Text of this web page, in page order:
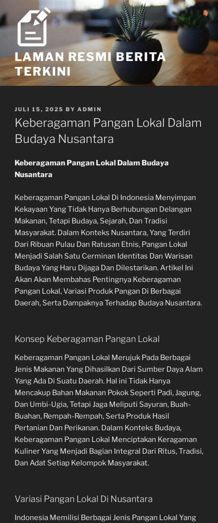
to
content
LAMAN RESMI BERITA
TERKINI
POSTED
ON
JULI 15, 2025 BY ADMIN
Keberagaman Pangan Lokal Dalam
Budaya Nusantara
Keberagaman Pangan Lokal Dalam Budaya
Nusantara
Keberagaman Pangan Lokal Di Indonesia Menyimpan
Kekayaan Yang Tidak Hanya Berhubungan Delangan
Makanan, Tetapi Budaya, Sejarah, Dan Tradisi
Masyarakat. Dalam Konteks Nusantara, Yang Terdiri
Dari Ribuan Pulau Dan Ratusan Etnis, Pangan Lokal
Menjadi Salah Satu Cerminan Identitas Dan Warisan
Budaya Yang Haru Dijaga Dan Dilestarikan. Artikel Ini
Akan Akan Membahas Pentingnya Keberagaman
Pangan Lokal, Variasi Produk Pangan Di Berbagai
Daerah, Serta Dampaknya Terhadap Budaya Nusantara.
Konsep Keberagaman Pangan Lokal
Keberagaman Pangan Lokal Merujuk Pada Berbagai
Jenis Makanan Yang Dihasilkan Dari Sumber Daya Alam
Yang Ada Di Suatu Daerah. Hal ini Tidak Hanya
Mencakup Bahan Makanan Pokok Seperti Padi, Jagung,
Dan Umbi-Ugia, Tetapi Jaga Meliputi Sayuran, Buah-
Buahan, Rempah-Rempah, Serta Produk Hasil
Pertanian Dan Perikanan. Dalam Konteks Budaya,
Keberagaman Pangan Lokal Menciptakan Keragaman
Kuliner Yang Menjadi Bagian Integral Dari Ritus, Tradisi,
Dan Adat Setiap Kelompok Masyarakat.
Variasi Pangan Lokal Di Nusantara
Indonesia Memilisi Berbagai Jenis Pangan Lokal Yang